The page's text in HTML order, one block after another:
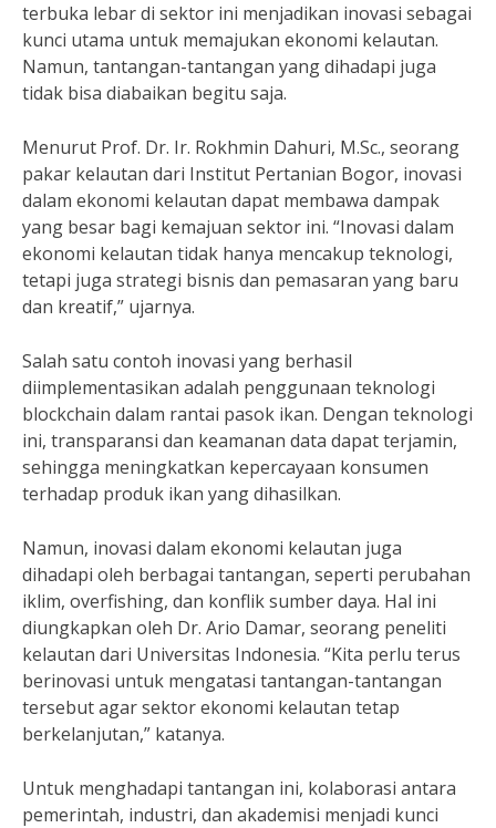
terbuka lebar di sektor ini menjadikan inovasi sebagai
kunci utama untuk memajukan ekonomi kelautan.
Namun, tantangan-tantangan yang dihadapi juga
tidak bisa diabaikan begitu saja.
Menurut Prof. Dr. Ir. Rokhmin Dahuri, M.Sc., seorang
pakar kelautan dari Institut Pertanian Bogor, inovasi
dalam ekonomi kelautan dapat membawa dampak
yang besar bagi kemajuan sektor ini. “Inovasi dalam
ekonomi kelautan tidak hanya mencakup teknologi,
tetapi juga strategi bisnis dan pemasaran yang baru
dan kreatif,” ujarnya.
Salah satu contoh inovasi yang berhasil
diimplementasikan adalah penggunaan teknologi
blockchain dalam rantai pasok ikan. Dengan teknologi
ini, transparansi dan keamanan data dapat terjamin,
sehingga meningkatkan kepercayaan konsumen
terhadap produk ikan yang dihasilkan.
Namun, inovasi dalam ekonomi kelautan juga
dihadapi oleh berbagai tantangan, seperti perubahan
iklim, overfishing, dan konflik sumber daya. Hal ini
diungkapkan oleh Dr. Ario Damar, seorang peneliti
kelautan dari Universitas Indonesia. “Kita perlu terus
berinovasi untuk mengatasi tantangan-tantangan
tersebut agar sektor ekonomi kelautan tetap
berkelanjutan,” katanya.
Untuk menghadapi tantangan ini, kolaborasi antara
pemerintah, industri, dan akademisi menjadi kunci